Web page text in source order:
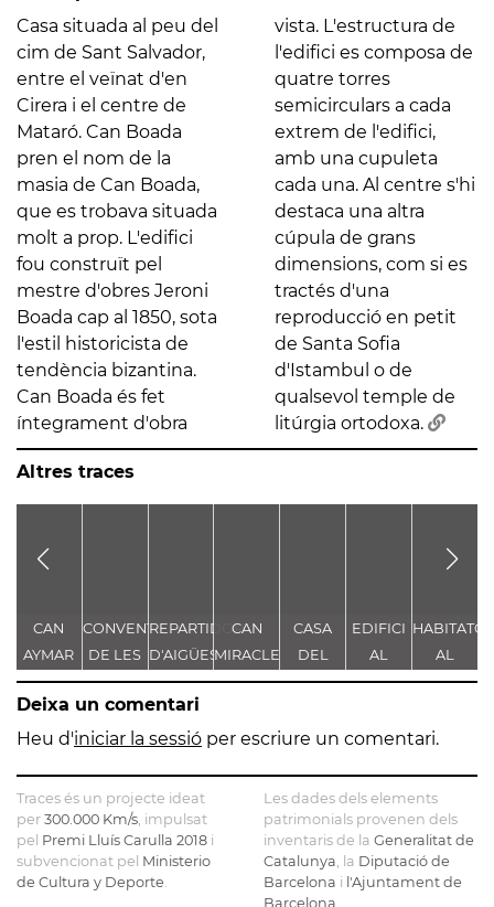
Casa situada al peu del
cim de Sant Salvador,
entre el veïnat d'en
Cirera i el centre de
Mataró. Can Boada
pren el nom de la
masia de Can Boada,
que es trobava situada
molt a prop. L'edifici
fou construït pel
mestre d'obres Jeroni
Boada cap al 1850, sota
l'estil historicista de
tendència bizantina.
Can Boada és fet
íntegrament d'obra
vista. L'estructura de
l'edifici es composa de
quatre torres
semicirculars a cada
extrem de l'edifici,
amb una cupuleta
cada una. Al centre s'hi
destaca una altra
cúpula de grans
dimensions, com si es
tractés d'una
reproducció en petit
de Santa Sofia
d'Istambul o de
qualsevol temple de
litúrgia ortodoxa.
Altres traces
CAN
AYMAR
CONVENT
DE LES
SERVES
DE
MARIA
REPARTIDOR
D'AIGÜES
AL
CARRER
TORRENT,
CAN
MIRACLE
CASA
DEL
CAPELLA
ESPLANADA
72
EDIFICI
AL
PASSEIG
2 - CAN
HABITATGE
AL
PASSEIG,
Deixa un comentari
Heu d'iniciar la sessió per escriure un comentari.
Traces és un projecte ideat
per 300.000 Km/s , impulsat
pel Premi Lluís Carulla 2018 i
subvencionat pel Ministerio
de Cultura y Deporte
Les dades dels elements
patrimonials provenen dels
inventaris de la Generalitat de
Catalunya , la Diputació de
Barcelona i l'Ajuntament de
Barcelona